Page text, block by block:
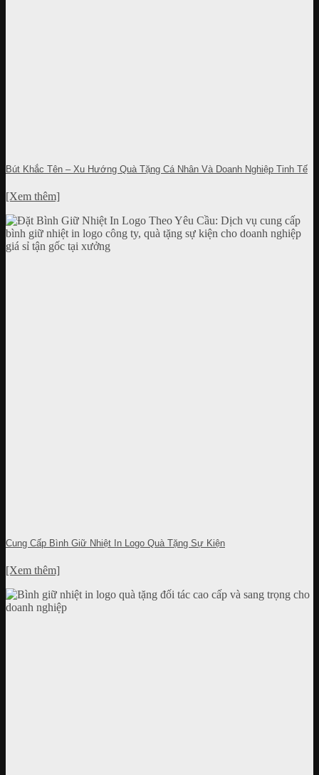
Bút Khắc Tên – Xu Hướng Quà Tặng Cá Nhân Và Doanh Nghiệp Tinh Tế
[Xem thêm]
Cung Cấp Bình Giữ Nhiệt In Logo Quà Tặng Sự Kiện
[Xem thêm]